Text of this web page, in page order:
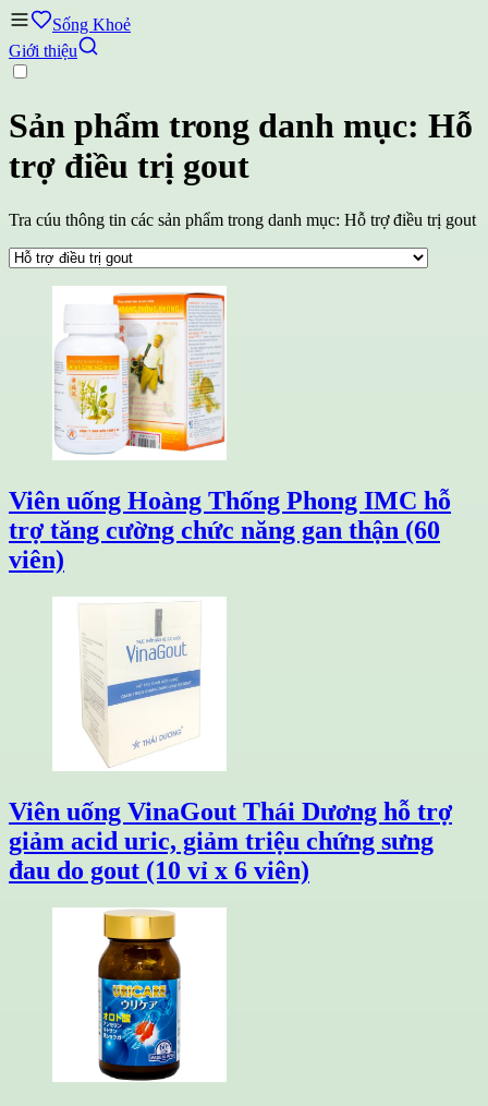
Sống Khoẻ
Giới thiệu
Sản phẩm trong danh mục: Hỗ
trợ điều trị gout
Tra cúu thông tin các sản phẩm trong danh mục: Hỗ trợ điều trị gout
Viên uống Hoàng Thống Phong IMC hỗ
trợ tăng cường chức năng gan thận (60
viên)
Viên uống VinaGout Thái Dương hỗ trợ
giảm acid uric, giảm triệu chứng sưng
đau do gout (10 vỉ x 6 viên)